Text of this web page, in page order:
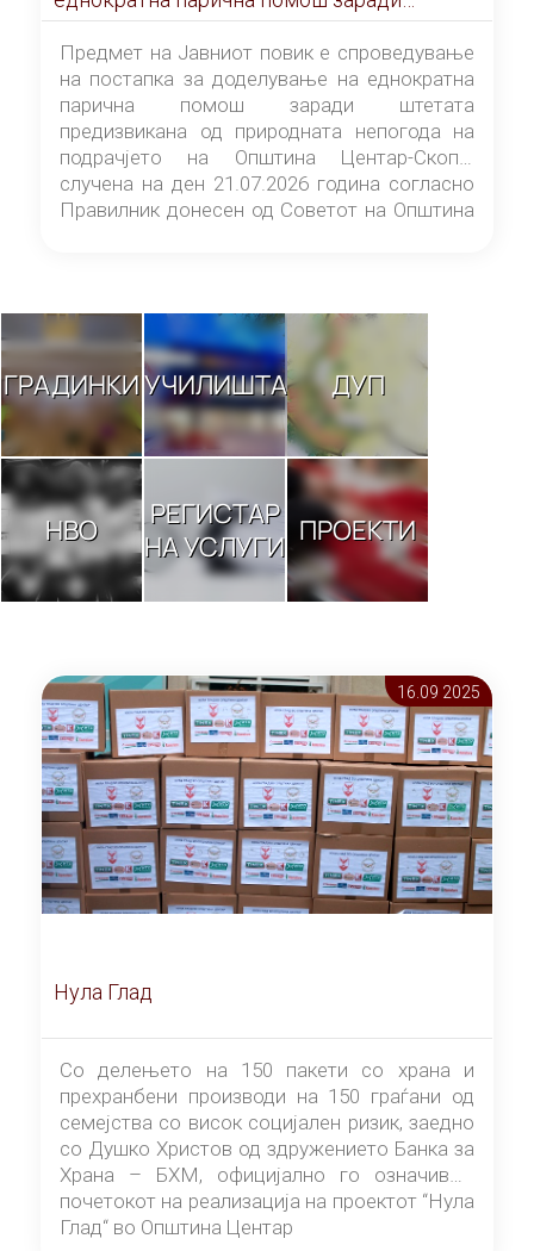
штетата предизвикана од природната
непогода на подрачјето на Општина
Центар-Скопје случена на ден 21.07.2026
година
Предмет на Јавниот повик е спроведување
на постапка за доделување на еднократна
парична помош заради штетата
предизвикана од природната непогода на
подрачјето на Општина Центар-Скопје
случена на ден 21.07.2026 година согласно
Правилник донесен од Советот на Општина
ГРАДИНКИУЧИЛИШТА ДУП
НВО
РЕГИСТАР
НА УСЛУГИ ПРОЕКТИ
16.09 2025
Нула Глад
Со делењето на 150 пакети со храна и
прехранбени производи на 150 граѓани од
семејства со висок социјален ризик, заедно
со Душко Христов од здружението Банка за
Храна – БХМ, официјално го означивме
почетокот на реализација на проектот “Нула
Глад“ во Општина Центар